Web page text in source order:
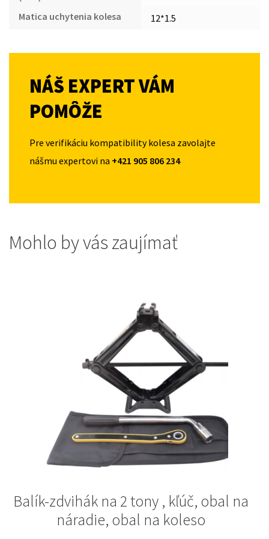
Matica uchytenia kolesa
12*1.5
NÁŠ EXPERT VÁM
POMÔŽE
Pre verifikáciu kompatibility kolesa zavolajte
nášmu expertovi na +421 905 806 234
Mohlo by vás zaujímať
Balík-zdvihák na 2 tony , kľúč, obal na
náradie, obal na koleso